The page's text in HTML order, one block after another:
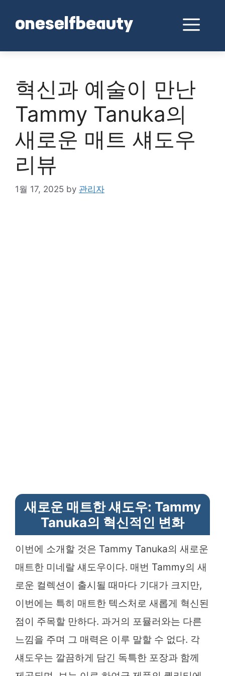
contentoneselfbeauty
혁신과 예술이 만난
Tammy Tanuka의
새로운 매트 섀도우
리뷰
1월 17, 2025 by 관리자
새로운 매트한 섀도우: Tammy
Tanuka의 혁신적인 변화
이번에 소개할 것은 Tammy Tanuka의 새로운
매트한 미네랄 섀도우이다. 매번 Tammy의 새
로운 컬렉션이 출시될 때마다 기대가 크지만,
이번에는 특히 매트한 텍스처로 새롭게 혁신된
점이 주목할 만하다. 과거의 포뮬러와는 다른
느낌을 주며 그 매력은 이루 말할 수 없다. 각
섀도우는 깔끔하게 담긴 독특한 포장과 함께